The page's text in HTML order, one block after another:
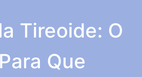
Tireoide: O
Que